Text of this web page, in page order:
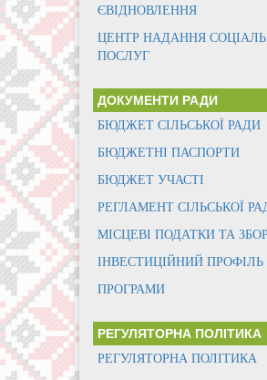
ЄВІДНОВЛЕННЯ
ЦЕНТР НАДАННЯ
ПОСЛУГ
ДОКУМЕНТИ РАДИ
БЮДЖЕТ СІЛЬСЬКОЇ РАДИ
БЮДЖЕТНІ ПАСПОРТИ
БЮДЖЕТ УЧАСТІ
РЕГЛАМЕНТ СІЛЬСЬКОЇ
МІСЦЕВІ ПОДАТКИ ТА
ІНВЕСТИЦІЙНИЙ ПРОФІЛЬ
ПРОГРАМИ
РЕГУЛЯТОРНА ПОЛІТИКА
РЕГУЛЯТОРНА ПОЛІТИКА